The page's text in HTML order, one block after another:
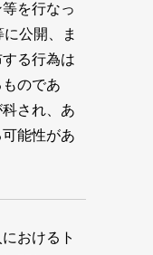
を行なっ
公開、ま
る行為は
のであ
され、あ
能性があ
おけるト